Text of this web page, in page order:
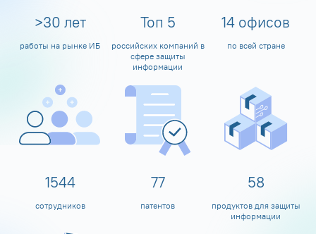
>30 лет
работы на рынке ИБ
Топ 5
российских компаний в
сфере защиты
информации
14 офисов
по всей стране
1600
сотрудников
80
патентов
60
продуктов для защиты
информации